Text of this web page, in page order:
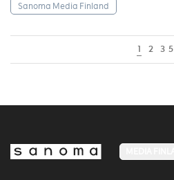
Sanoma Media Finland
1 2 3 5